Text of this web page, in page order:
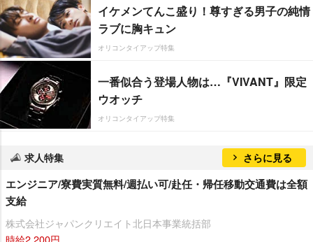
イケメンてんこ盛り！尊すぎる男子の純情
ラブに胸キュン
オリコンタイアップ特集
一番似合う登場人物は…『VIVANT』限定
ウオッチ
オリコンタイアップ特集
求人特集 さらに見る
エンジニア/寮費実質無料/週払い可/赴任・帰任移動交通費は全額
支給
株式会社ジャパンクリエイト北日本事業統括部
時給2,200円